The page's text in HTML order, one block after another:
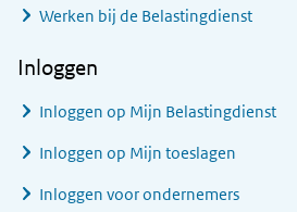
Werken bij de Belastingdienst
Inloggen
Inloggen op Mijn Belastingdienst
Inloggen op Mijn toeslagen
Inloggen voor ondernemers